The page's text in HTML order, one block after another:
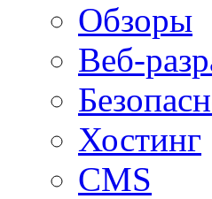
Обзоры
Веб-
Хостинг
CMS